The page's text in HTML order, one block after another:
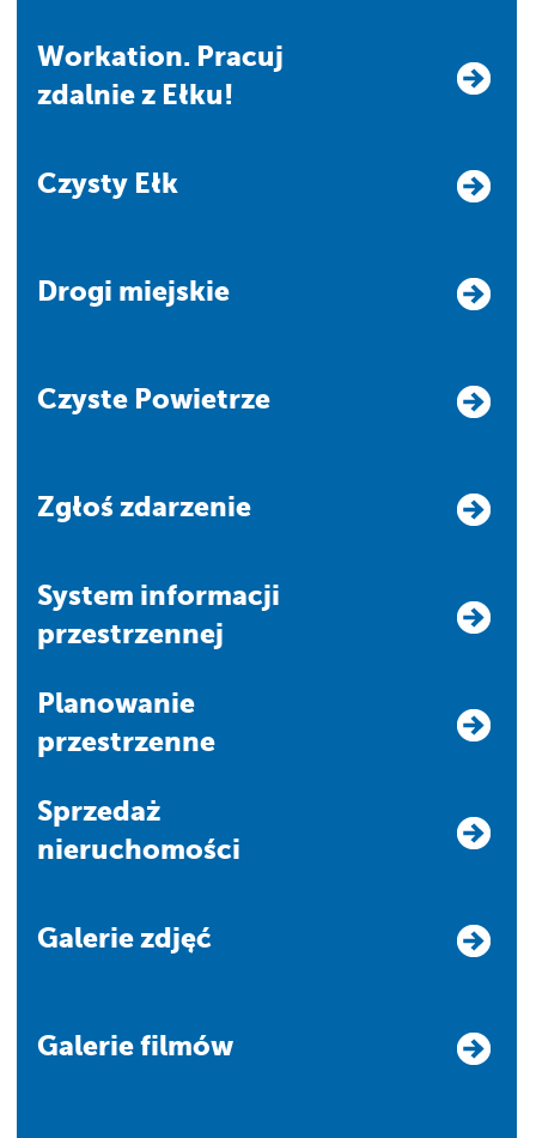
Workation. Pracuj
zdalnie z Ełku!
Czysty Ełk
Drogi miejskie
Czyste Powietrze
Zgłoś zdarzenie
system informacji
przestrzennej
Planowanie
przestrzenne
Sprzedaż
nieruchomości
Galerie zdjęć
Galerie filmów